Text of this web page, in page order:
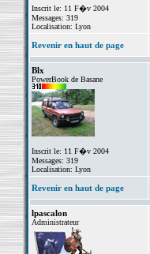
Inscrit le: 11 F�v 2004
Messages: 319
Localisation: Lyon
Revenir en haut de page
Blx
PowerBook de Basane
Inscrit le: 11 F�v 2004
Messages: 319
Localisation: Lyon
Revenir en haut de page
lpascalon
Administrateur